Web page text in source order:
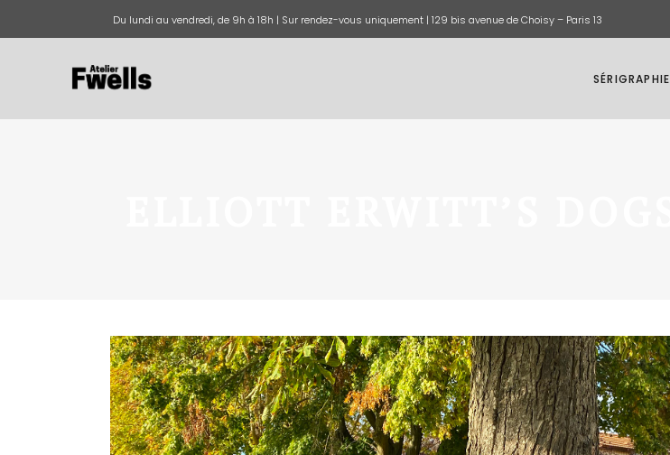
Du lundi au vendredi, de 9h à 18h | Sur rendez-vous uniquement | 129 bis avenue de Choisy – Paris 13
SÉRIGRAPHIE